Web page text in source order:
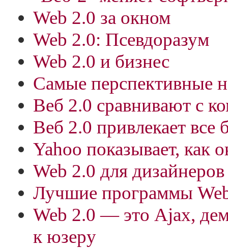
Web 2.0 за окном
Web 2.0: Псевдоразум
Web 2.0 и бизнес
Самые перспективные
Веб 2.0 сравнивают с
Веб 2.0 привлекает
Yahoo показывает, как
Web 2.0 для дизайнеров
Лучшие программы
Web 2.0 — это Ajax,
к юзеру